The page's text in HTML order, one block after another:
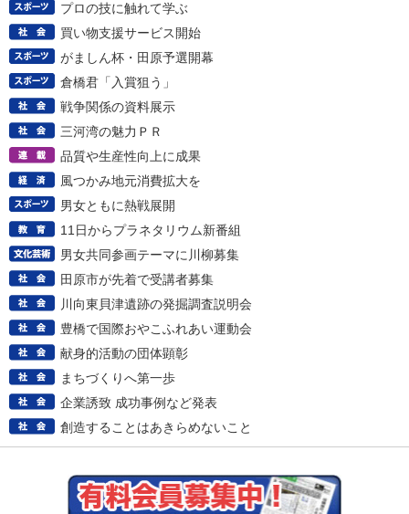
プロの技に触れて学ぶ
買い物支援サービス開始
がましん杯・田原予選開幕
倉橋君「入賞狙う」
戦争関係の資料展示
三河湾の魅力ＰＲ
品質や生産性向上に成果
風つかみ地元消費拡大を
男女ともに熱戦展開
11日からプラネタリウム新番組
男女共同参画テーマに川柳募集
田原市が先着で受講者募集
川向東貝津遺跡の発掘調査説明会
豊橋で国際おやこふれあい運動会
献身的活動の団体顕彰
まちづくりへ第一歩
企業誘致 成功事例など発表
創造することはあきらめないこと